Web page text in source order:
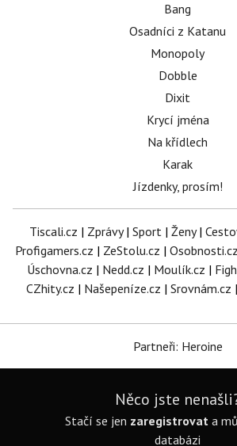
Bang
Osadníci z Katanu
Monopoly
Dobble
Dixit
Krycí jména
Na křídlech
Karak
Jízdenky, prosím!
Tiscali.cz | Zprávy| Sport | Ženy|
Profigamers.cz | ZeStolu.cz | Osobnosti.cz
Úschovna.cz | Nedd.cz | Moulík.cz |
CZhity.cz | Našepeníze.cz | Srovnám.cz |
Partneři: Heroine
Něco jste
Stačí se jen zaregistrovat a
databázi